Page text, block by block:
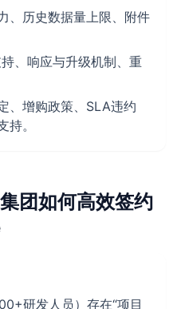
、历史数据量上限、附件
、响应与升级机制、重
、增购政策、SLA违约
。
团如何高效签约
研发人员）存在“项目